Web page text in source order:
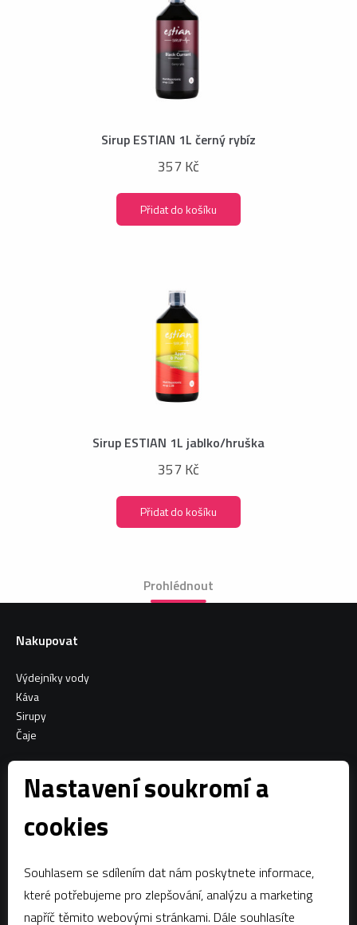
Nastavení soukromí a
cookies
Souhlasem se sdílením dat nám poskytnete informace,
které potřebujeme pro zlepšování, analýzu a marketing
napříč těmito webovými stránkami. Dále souhlasíte
Sirup ESTIAN 1L černý rybíz
357 Kč
Přidat do košíku
Sirup ESTIAN 1L jablko/hruška
357 Kč
Přidat do košíku
Prohlédnout
Nakupovat
Výdejníky vody
Káva
Sirupy
Čaje
Facebook
Kontaktujte nás